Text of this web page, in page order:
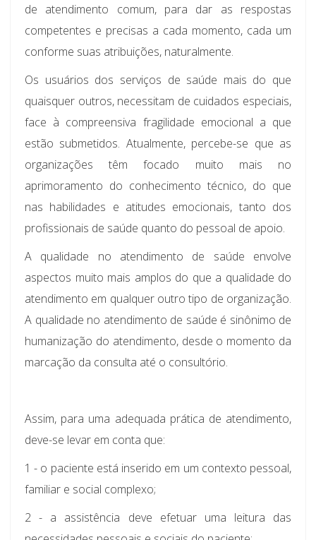
de atendimento comum, para dar as respostas
competentes e precisas a cada momento, cada um
conforme suas atribuições, naturalmente.
Os usuários dos serviços de saúde mais do que
quaisquer outros, necessitam de cuidados especiais,
face à compreensiva fragilidade emocional a que
estão submetidos. Atualmente, percebe-se que as
organizações têm focado muito mais no
aprimoramento do conhecimento técnico, do que
nas habilidades e atitudes emocionais, tanto dos
profissionais de saúde quanto do pessoal de apoio.
A qualidade no atendimento de saúde envolve
aspectos muito mais amplos do que a qualidade do
atendimento em qualquer outro tipo de organização.
A qualidade no atendimento de saúde é sinônimo de
humanização do atendimento, desde o momento da
marcação da consulta até o consultório.
Assim, para uma adequada prática de atendimento,
deve-se levar em conta que:
1 - o paciente está inserido em um contexto pessoal,
familiar e social complexo;
2 - a assistência deve efetuar uma leitura das